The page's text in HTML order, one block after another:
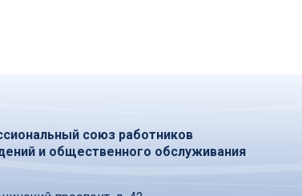
союз работников
и общественного обслуживания